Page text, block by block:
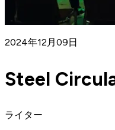
2024年12月09日
Steel
ライター